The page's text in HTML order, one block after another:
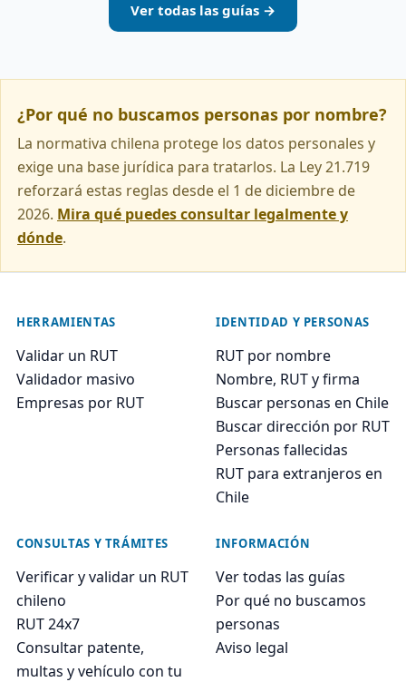
Ver todas las guías →
¿Por qué no buscamos personas por nombre?
La normativa chilena protege los datos personales y
exige una base jurídica para tratarlos. La Ley 21.719
reforzará estas reglas desde el 1 de diciembre de
2026. Mira qué puedes consultar legalmente y
dónde.
HERRAMIENTAS
Validar un RUT
Validador masivo
Empresas por RUT
IDENTIDAD Y PERSONAS
RUT por nombre
Nombre, RUT y firma
Buscar personas en Chile
Buscar dirección por RUT
Personas fallecidas
RUT para extranjeros en
Chile
CONSULTAS Y TRÁMITES
Verificar y validar un RUT
chileno
RUT 24x7
Consultar patente,
multas y vehículo con tu
INFORMACIÓN
Ver todas las guías
Por qué no buscamos
personas
Aviso legal